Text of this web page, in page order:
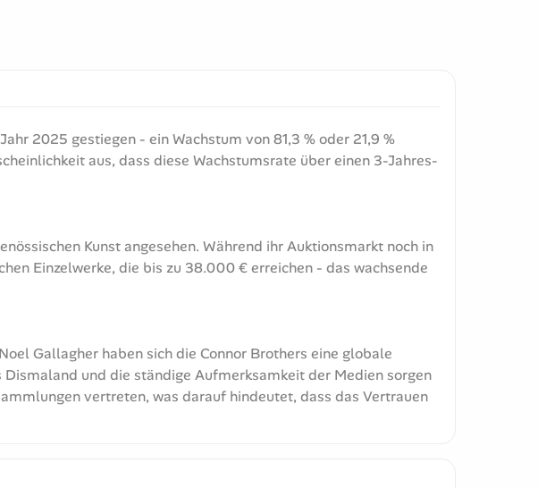
2025 gestiegen - ein Wachstum von 81,3 % oder 21,9 %
aus, dass diese Wachstumsrate über einen 3-Jahres-
Kunst angesehen. Während ihr Auktionsmarkt noch in
Einzelwerke, die bis zu 38.000 € erreichen - das wachsende
Gallagher haben sich die Connor Brothers eine globale
und die ständige Aufmerksamkeit der Medien sorgen
vertreten, was darauf hindeutet, dass das Vertrauen